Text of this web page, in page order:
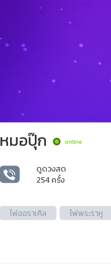
หมอปุ๊ก online
ดูดวงสด
254 ครั้ง
ไพ่ออราเคิล ไพ่พระราหู